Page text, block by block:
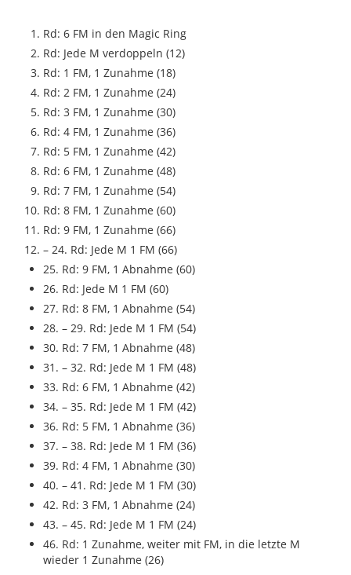
Rd: 6 FM in den Magic Ring
Rd: Jede M verdoppeln (12)
Rd: 1 FM, 1 Zunahme (18)
Rd: 2 FM, 1 Zunahme (24)
Rd: 3 FM, 1 Zunahme (30)
Rd: 4 FM, 1 Zunahme (36)
Rd: 5 FM, 1 Zunahme (42)
Rd: 6 FM, 1 Zunahme (48)
Rd: 7 FM, 1 Zunahme (54)
Rd: 8 FM, 1 Zunahme (60)
Rd: 9 FM, 1 Zunahme (66)
– 24. Rd: Jede M 1 FM (66)
25. Rd: 9 FM, 1 Abnahme (60)
26. Rd: Jede M 1 FM (60)
27. Rd: 8 FM, 1 Abnahme (54)
28. – 29. Rd: Jede M 1 FM (54)
30. Rd: 7 FM, 1 Abnahme (48)
31. – 32. Rd: Jede M 1 FM (48)
33. Rd: 6 FM, 1 Abnahme (42)
34. – 35. Rd: Jede M 1 FM (42)
36. Rd: 5 FM, 1 Abnahme (36)
37. – 38. Rd: Jede M 1 FM (36)
39. Rd: 4 FM, 1 Abnahme (30)
40. – 41. Rd: Jede M 1 FM (30)
42. Rd: 3 FM, 1 Abnahme (24)
43. – 45. Rd: Jede M 1 FM (24)
46. Rd: 1 Zunahme, weiter mit FM, in die letzte M
wieder 1 Zunahme (26)